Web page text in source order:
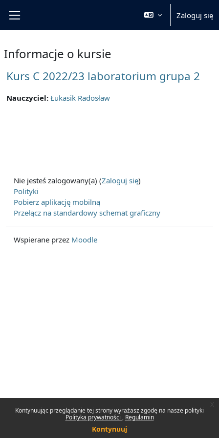
Kontynuując przeglądanie tej strony wyrażasz zgodę na nasze polityki
Polityka prywatności
Regulamin
Kontynuuj
Zaloguj się
Informacje o kursie
Kurs C 2022/23 laboratorium grupa 2
Nauczyciel: Łukasik Radosław
Nie jesteś zalogowany(a) (Zaloguj się)
Polityki
Pobierz aplikację mobilną
Przełącz na standardowy schemat graficzny
Wspierane przez Moodle